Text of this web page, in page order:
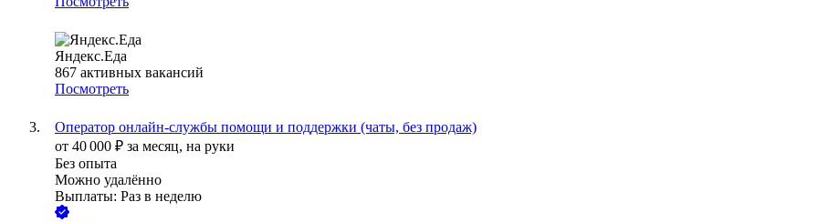
Яндекс.Еда
867 активных вакансий
Посмотреть
Оператор онлайн-службы помощи и поддержки (чаты, без продаж)
от 40 000 ₽ за месяц, на руки
Без опыта
Можно удалённо
Выплаты: Раз в неделю